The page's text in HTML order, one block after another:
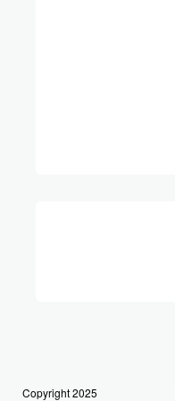
Copyright 2025